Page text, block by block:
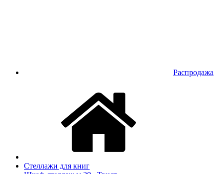
Распродажа
Стеллажи для книг